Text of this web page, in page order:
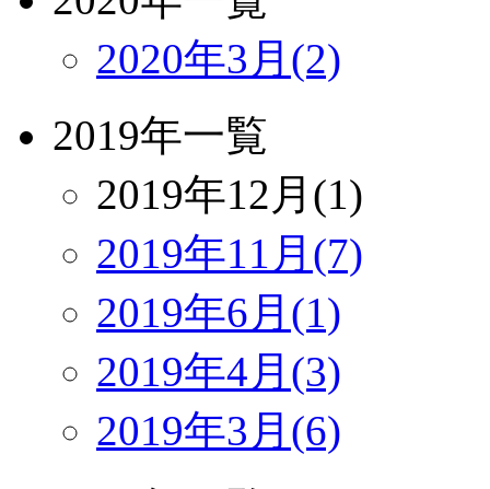
2020年3月(2)
2019年一覧
2019年12月(1)
2019年11月(7)
2019年6月(1)
2019年4月(3)
2019年3月(6)